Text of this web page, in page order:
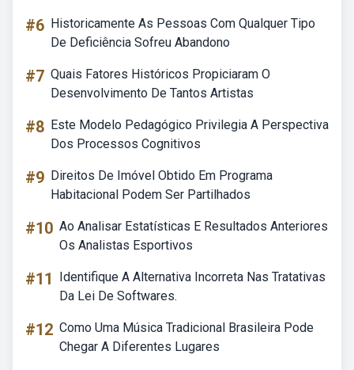
#6 Historicamente As Pessoas Com Qualquer Tipo
De Deficiência Sofreu Abandono
#7 Quais Fatores Históricos Propiciaram O
Desenvolvimento De Tantos Artistas
#8 Este Modelo Pedagógico Privilegia A Perspectiva
Dos Processos Cognitivos
#9 Direitos De Imóvel Obtido Em Programa
Habitacional Podem Ser Partilhados
#10 Ao Analisar Estatísticas E Resultados Anteriores
Os Analistas Esportivos
#11
Identifique A Alternativa Incorreta Nas Tratativas
Da Lei De Softwares.
#12 Como Uma Música Tradicional Brasileira Pode
Chegar A Diferentes Lugares